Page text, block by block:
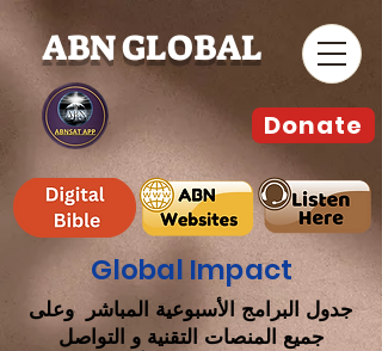
ABN GLOBAL
Global Impact
جدول البرامج الأسبوعية المباشر وعلى
جميع المنصات التقنية و التواصل
Donate